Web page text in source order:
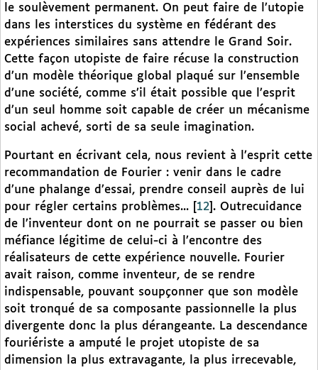
le soulèvement permanent. On peut faire de l’utopie
dans les interstices du système en fédérant des
expériences similaires sans attendre le Grand Soir.
Cette façon utopiste de faire récuse la construction
d’un modèle théorique global plaqué sur l’ensemble
d’une société, comme s’il était possible que l’esprit
d’un seul homme soit capable de créer un mécanisme
social achevé, sorti de sa seule imagination.
Pourtant en écrivant cela, nous revient à l’esprit cette
recommandation de Fourier : venir dans le cadre
d’une phalange d’essai, prendre conseil auprès de lui
pour régler certains problèmes...
12 . Outrecuidance
de l’inventeur dont on ne pourrait se passer ou bien
méfiance légitime de celui-ci à l’encontre des
réalisateurs de cette expérience nouvelle. Fourier
avait raison, comme inventeur, de se rendre
indispensable, pouvant soupçonner que son modèle
soit tronqué de sa composante passionnelle la plus
divergente donc la plus dérangeante. La descendance
fouriériste a amputé le projet utopiste de sa
dimension la plus extravagante, la plus irrecevable,